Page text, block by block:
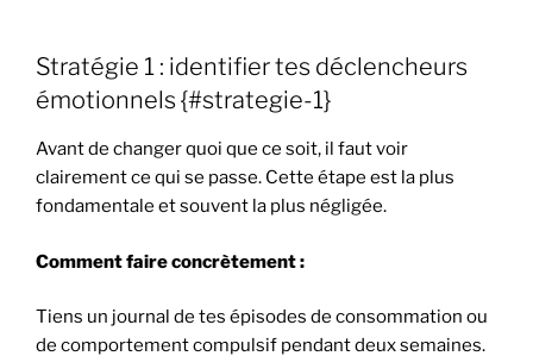
Stratégie 1 : identifier tes déclencheurs
émotionnels {#strategie-1}
Avant de changer quoi que ce soit, il faut voir
clairement ce qui se passe. Cette étape est la plus
fondamentale et souvent la plus négligée.
Comment faire concrètement :
Tiens un journal de tes épisodes de consommation ou
de comportement compulsif pendant deux semaines.